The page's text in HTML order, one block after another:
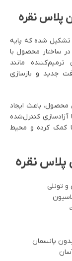
پلاس نقره
تشکیل شده که پایه
ساختار محصول با
مانند
جدید و بازسازی
محصول، باعث ایجاد
آزادسازی کنترل‌شده
کمک کرده و محیط
پلاس نقره
و تونلی
پانسمان